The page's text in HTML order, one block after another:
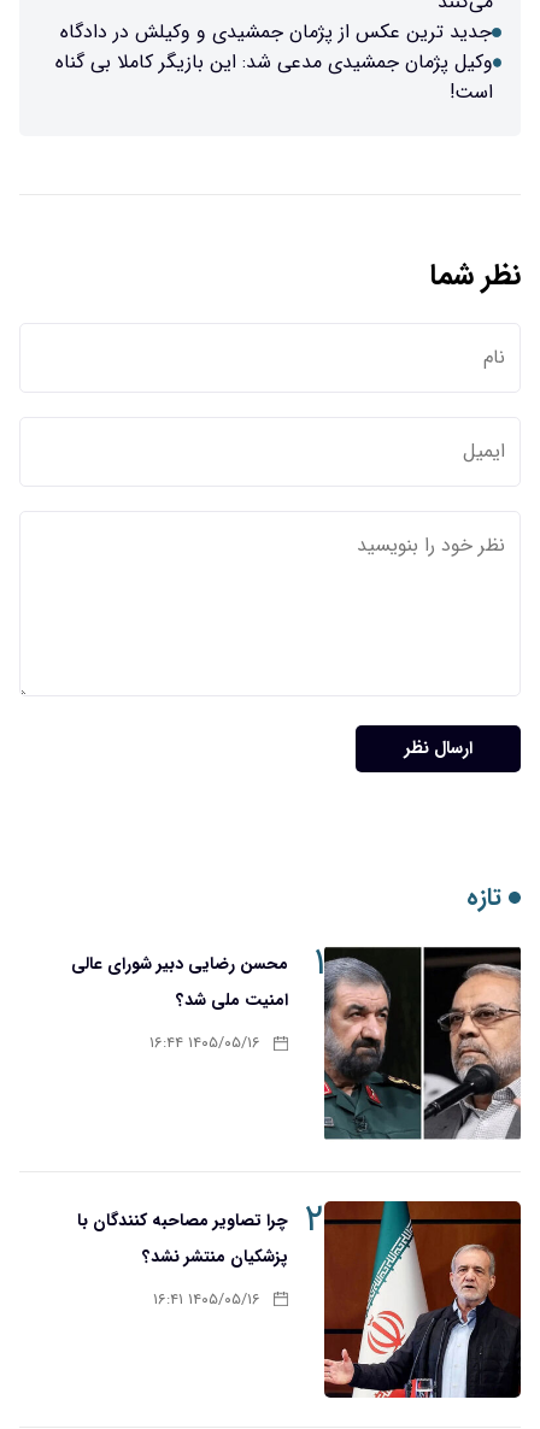
جمشیدی و وکیلش در دادگاه
شد: این بازیگر کاملا بی گناه
۱
محسن رضایی دبیر شورای عالی
امنیت ملی شد؟
۱۴۰۵/۰۵/۱۶ ۱۶:۴۴
۲
چرا تصاویر مصاحبه کنندگان با
پزشکیان منتشر نشد؟
۱۴۰۵/۰۵/۱۶ ۱۶:۴۱